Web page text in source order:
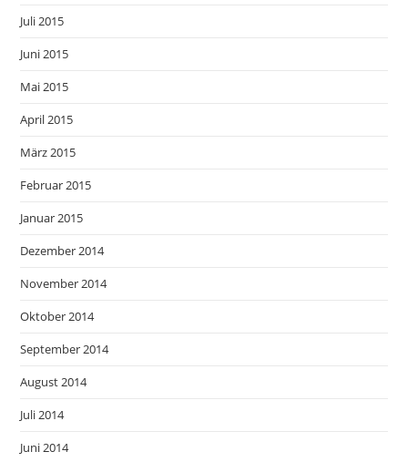
Juli 2015
Juni 2015
Mai 2015
April 2015
März 2015
Februar 2015
Januar 2015
Dezember 2014
November 2014
Oktober 2014
September 2014
August 2014
Juli 2014
Juni 2014